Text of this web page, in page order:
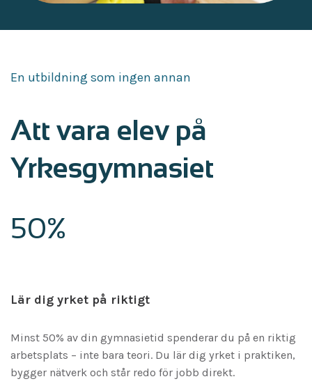
En utbildning som ingen annan
Att vara elev på
Yrkesgymnasiet
50%
Lär dig yrket på riktigt
Minst 50% av din gymnasietid spenderar du på en riktig
arbetsplats – inte bara teori. Du lär dig yrket i praktiken,
bygger nätverk och står redo för jobb direkt.